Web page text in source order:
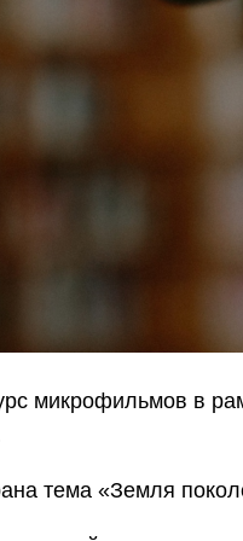
микрофильмов в
тема «Земля